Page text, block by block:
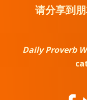
请分享到
Daily Proverb